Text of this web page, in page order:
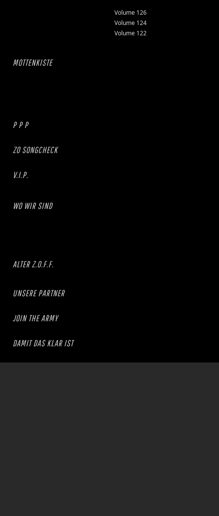
Volume 126
Volume 124
Volume 122
MOTTENKISTE
P P P
ZO SONGCHECK
V.I.P.
WO WIR SIND
ALTER Z.O.F.F.
UNSERE PARTNER
JOIN THE ARMY
DAMIT DAS KLAR IST